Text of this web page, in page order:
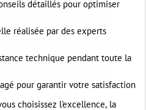
détaillés pour optimiser
réalisée par des experts
technique pendant toute la
pour garantir votre satisfaction
choisissez l'excellence, la